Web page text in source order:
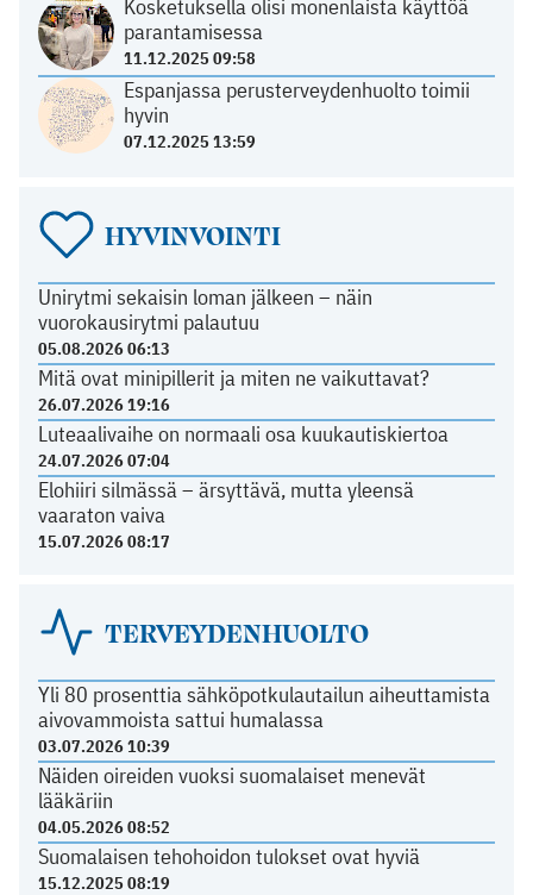
Kosketuksella olisi monenlaista käyttöä
parantamisessa
11.12.2025 09:58
Espanjassa perusterveydenhuolto toimii
hyvin
07.12.2025 13:59
HYVINVOINTI
Unirytmi sekaisin loman jälkeen – näin
vuorokausirytmi palautuu
05.08.2026 06:13
Mitä ovat minipillerit ja miten ne vaikuttavat?
26.07.2026 19:16
Luteaalivaihe on normaali osa kuukautiskiertoa
24.07.2026 07:04
Elohiiri silmässä – ärsyttävä, mutta yleensä
vaaraton vaiva
15.07.2026 08:17
TERVEYDENHUOLTO
Yli 80 prosenttia sähköpotkulautailun aiheuttamista
aivovammoista sattui humalassa
03.07.2026 10:39
Näiden oireiden vuoksi suomalaiset menevät
lääkäriin
04.05.2026 08:52
Suomalaisen tehohoidon tulokset ovat hyviä
15.12.2025 08:19